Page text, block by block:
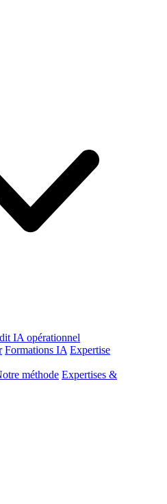
IA opérationnel
Formations IA Expertise
méthode Expertises &